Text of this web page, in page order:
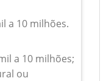
a 10 milhões.
a 10 milhões;
ou